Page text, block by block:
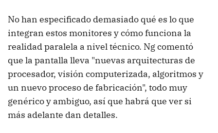
No han especificado demasiado qué es lo que
integran estos monitores y cómo funciona la
realidad paralela a nivel técnico. Ng comentó
que la pantalla lleva "nuevas arquitecturas de
procesador, visión computerizada, algoritmos y
un nuevo proceso de fabricación", todo muy
genérico y ambiguo, así que habrá que ver si
más adelante dan detalles.